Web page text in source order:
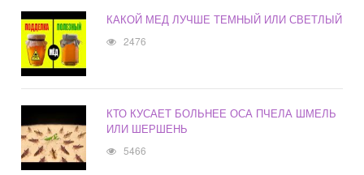
КАКОЙ МЕД ЛУЧШЕ ТЕМНЫЙ ИЛИ СВЕТЛЫЙ
2476
КТО КУСАЕТ БОЛЬНЕЕ ОСА ПЧЕЛА ШМЕЛЬ
ИЛИ ШЕРШЕНЬ
5466